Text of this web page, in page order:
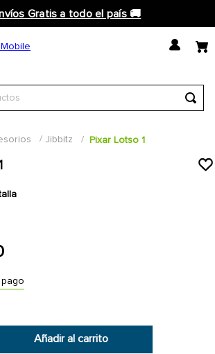
Gratis a todo el país 🚚
Jibbitz Pixar Lotso 1
Añadir al carrito